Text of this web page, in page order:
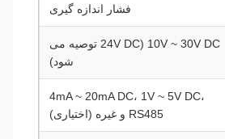
فشار اندازه گیری
10V ~ 30V DC (24V DC توصیه می
4mA ~ 20mA DC، 1V ~ 5V DC،
RS485 و غیره (اختیاری)